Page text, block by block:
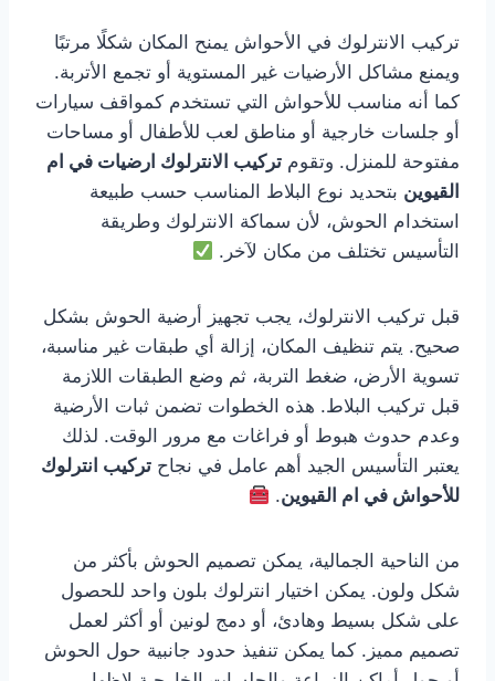
تركيب الانترلوك في الأحواش يمنح المكان شكلًا مرتبًا
ويمنع مشاكل الأرضيات غير المستوية أو تجمع الأتربة.
كما أنه مناسب للأحواش التي تستخدم كمواقف سيارات
أو جلسات خارجية أو مناطق لعب للأطفال أو مساحات
مفتوحة للمنزل. وتقوم تركيب الانترلوك ارضيات في ام
القيوين بتحديد نوع البلاط المناسب حسب طبيعة
استخدام الحوش، لأن سماكة الانترلوك وطريقة
التأسيس تختلف من مكان لآخر.
قبل تركيب الانترلوك، يجب تجهيز أرضية الحوش بشكل
صحيح. يتم تنظيف المكان، إزالة أي طبقات غير مناسبة،
تسوية الأرض، ضغط التربة، ثم وضع الطبقات اللازمة
قبل تركيب البلاط. هذه الخطوات تضمن ثبات الأرضية
وعدم حدوث هبوط أو فراغات مع مرور الوقت. لذلك
يعتبر التأسيس الجيد أهم عامل في نجاح تركيب انترلوك
للأحواش في ام القيوين.
من الناحية الجمالية، يمكن تصميم الحوش بأكثر من
شكل ولون. يمكن اختيار انترلوك بلون واحد للحصول
على شكل بسيط وهادئ، أو دمج لونين أو أكثر لعمل
تصميم مميز. كما يمكن تنفيذ حدود جانبية حول الحوش